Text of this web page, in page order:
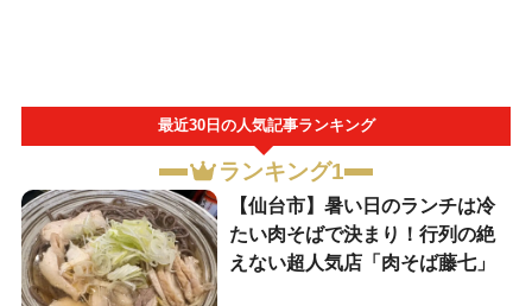
最近30日の人気記事ランキング
ランキング1
【仙台市】暑い日のランチは冷
たい肉そばで決まり！行列の絶
えない超人気店「肉そば藤七」